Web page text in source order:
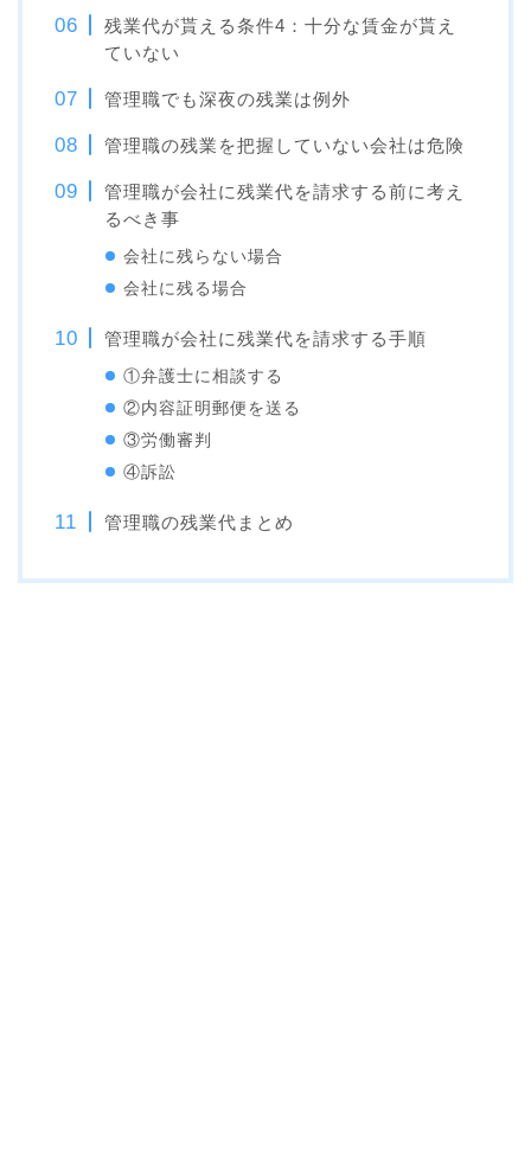
残業代が貰える条件4：十分な賃金が貰え
ていない
管理職でも深夜の残業は例外
管理職の残業を把握していない会社は危険
管理職が会社に残業代を請求する前に考え
るべき事
会社に残らない場合
会社に残る場合
管理職が会社に残業代を請求する手順
①弁護士に相談する
②内容証明郵便を送る
③労働審判
④訴訟
管理職の残業代まとめ